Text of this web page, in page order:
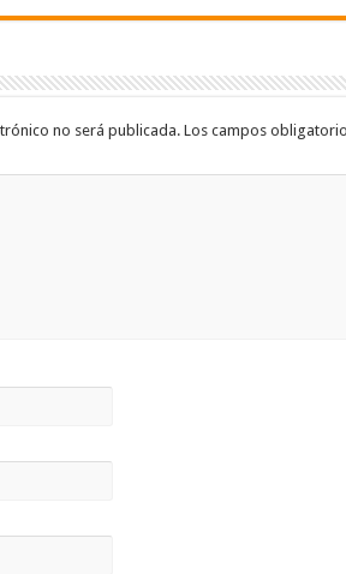
m
ar
ti
r
no será publicada.Los campos